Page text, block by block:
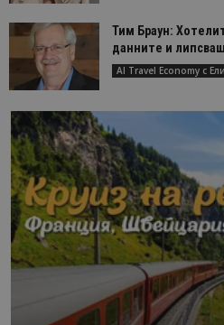
Тим Браун:
данните и
AI Travel Economy с